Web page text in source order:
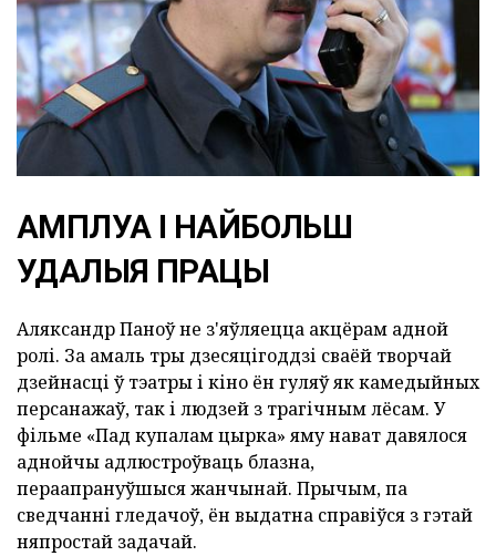
АМПЛУА І НАЙБОЛЬШ
УДАЛЫЯ ПРАЦЫ
Аляксандр Паноў не з'яўляецца акцёрам адной
ролі. За амаль тры дзесяцігоддзі сваёй творчай
дзейнасці ў тэатры і кіно ён гуляў як камедыйных
персанажаў, так і людзей з трагічным лёсам. У
фільме «Пад купалам цырка» яму нават давялося
аднойчы адлюстроўваць блазна,
пераапрануўшыся жанчынай. Прычым, па
сведчанні гледачоў, ён выдатна справіўся з гэтай
няпростай задачай.